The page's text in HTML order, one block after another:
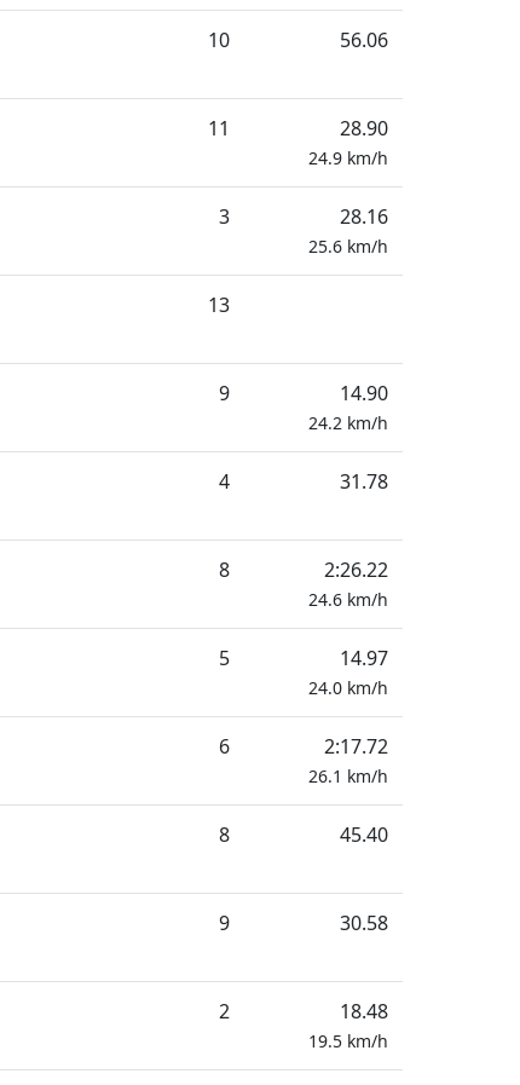
10 56.06
11 28.90
24.9 km/h
3 28.16
25.6 km/h
13
9 14.90
24.2 km/h
4 31.78
8 2:26.22
24.6 km/h
5 14.97
24.0 km/h
6 2:17.72
26.1 km/h
8 45.40
9 30.58
2 18.48
19.5 km/h